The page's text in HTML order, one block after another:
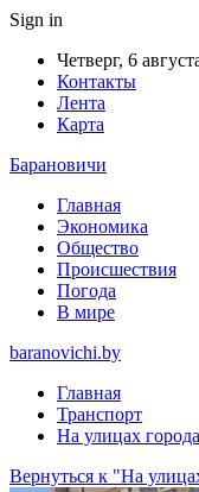
Sign in
Четверг, 6
Контакты
Лента
Карта
Барановичи
Главная
Экономика
Общество
Происшествия
Погода
В мире
baranovichi.by
Главная
Транспорт
На улицах
Вернуться к "На